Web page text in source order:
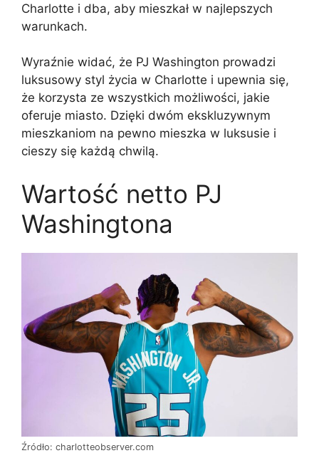
Charlotte i dba, aby mieszkał w najlepszych
warunkach.
Wyraźnie widać, że PJ Washington prowadzi
luksusowy styl życia w Charlotte i upewnia się,
że korzysta ze wszystkich możliwości, jakie
oferuje miasto. Dzięki dwóm ekskluzywnym
mieszkaniom na pewno mieszka w luksusie i
cieszy się każdą chwilą.
Wartość netto PJ
Washingtona
Źródło: charlotteobserver.com